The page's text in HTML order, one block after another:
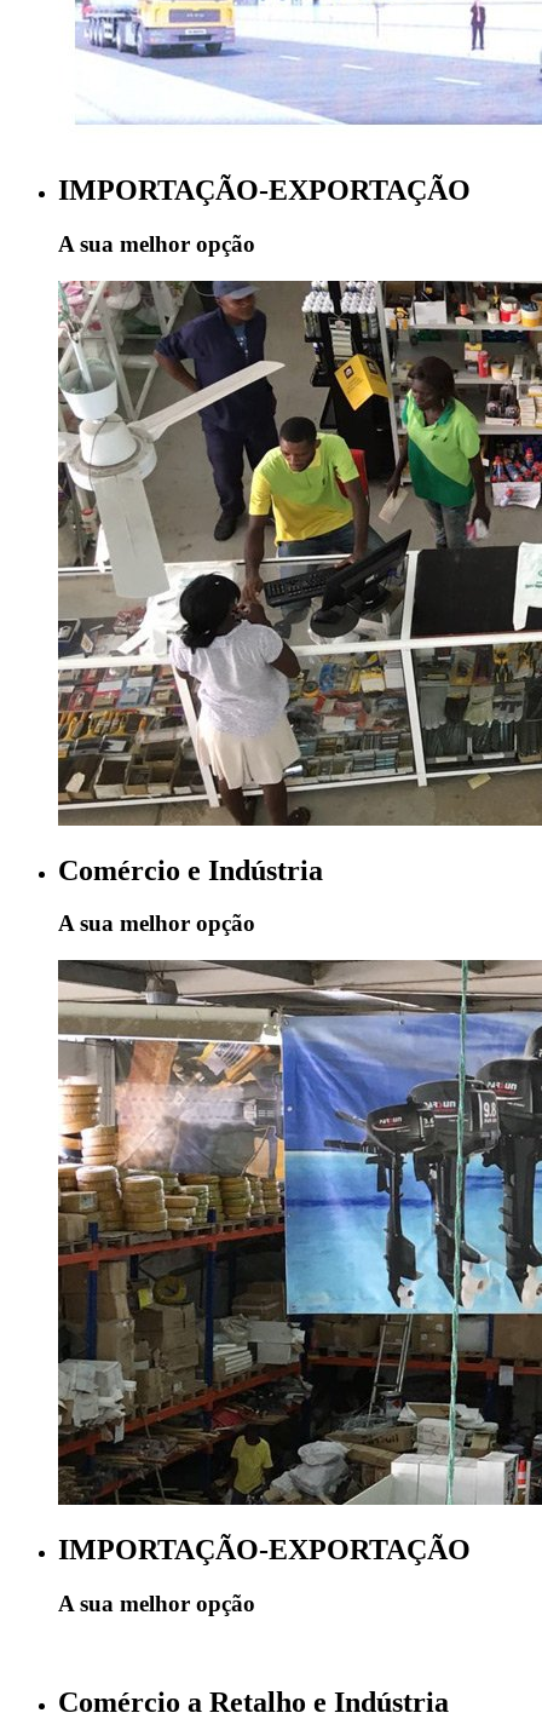
IMPORTAÇÃO-EXPORTAÇÃO
A sua melhor opção
Comércio e Indústria
A sua melhor opção
IMPORTAÇÃO-EXPORTAÇÃO
A sua melhor opção
Comércio a Retalho e Indústria